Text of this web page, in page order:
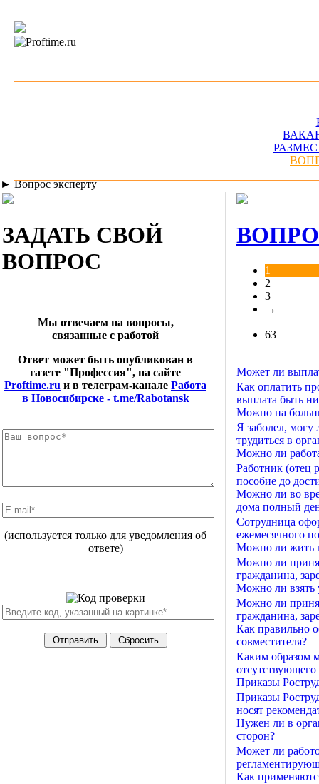
► Вопрос эксперту
ЗАДАТЬ СВОЙ
ВОПРОС
Мы отвечаем на вопросы,
связанные с работой
Ответ может быть опубликован в
газете "Профессия", на сайте
Proftime.ru и в телеграм-канале Работа
в Новосибирске - t.me/Rabotansk
(используется только для уведомления об
ответе)
1
2
3
→
63
Может ли
Как оплатить
выплата быть
Можно на
Я заболел, могу
трудиться в
Можно ли
Работник (отец
пособие до
Можно ли во
дома полный
Сотрудница
ежемесячного
Можно ли жить
Можно ли
гражданина,
Можно ли взять
Можно ли
гражданина,
Как правильно
совместителя?
Каким образом
Приказы
Приказы
носят
Нужен ли в
сторон?
Может ли
Как